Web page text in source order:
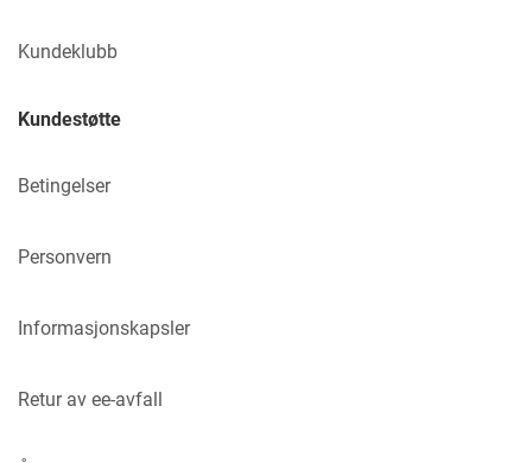
Kundeklubb
Kundestøtte
Betingelser
Personvern
Informasjonskapsler
Retur av ee-avfall